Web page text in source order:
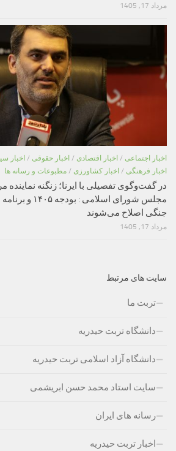
مرداد 17, 1405
اخبار اجتماعی / اخبار اقتصادی / اخبار حقوقی / اخبار
اخبار فرهنگی / اخبار کشاورزی / مطبوعات و رسانه ها
در گفت‌وگوی تفصیلی با ایرنا؛ زنگنه نماینده
مجلس شورای
جنگی اصلاح می‌شوند
مرداد 17, 1405
سایت های مرتبط
تربت ما
دانشگاه تربت حیدریه
دانشگاه آزاد اسلامی تربت حیدریه
سایت استاد محمد حسن ابریشمی
رسانه های ایران
اخبار تربت حیدریه